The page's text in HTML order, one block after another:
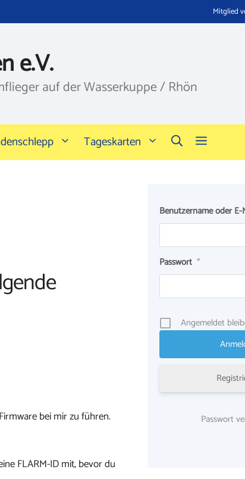
Mitglied
e.V.
auf der Wasserkuppe / Rhön
Tageskarten
bei mir zu führen.
FLARM-ID mit, bevor du
Benutzername oder E-
Passwort *
Angemeldet
Passwort